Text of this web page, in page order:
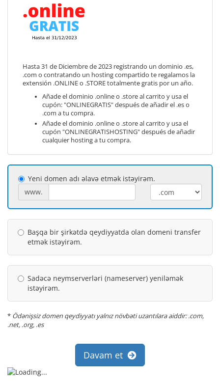
Hasta 31 de Diciembre de 2023 registrando un dominio .es,
.com o contratando un hosting compartido te regalamos la
extensión .ONLINE o .STORE totalmente gratis por un año.
Añade el dominio .online o .store al carrito y usa el
cupón: "ONLINEGRATIS" después de añadir el .es o
.com a tu compra.
Añade el dominio .online o .store al carrito y usa el
cupón "ONLINEGRATISHOSTING" después de añadir
cualquier hosting a tu compra.
Yeni domen adı əlavə etmək istəyirəm.
www.
Başqa bir şirkətdə qeydiyyatda olan domeni transfer
etmək istəyirəm.
Sadəcə neymserverləri (nameserver) yeniləmək
istəyirəm.
* Ödənişsiz domen qeydiyyatı yalnız növbəti uzantılara aiddir: .com,
.net, .org, .es
Davam et